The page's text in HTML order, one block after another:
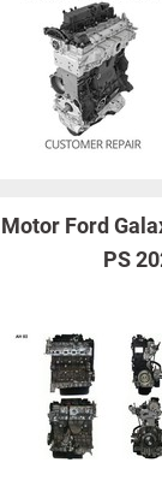
Motor Ford
PS